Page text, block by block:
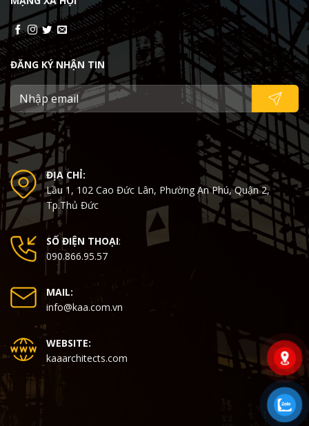
ĐĂNG KÝ NHẬN TIN
ĐỊA CHỈ:
Lầu 1, 102 Cao Đức Lân, Phường An Phú, Quận 2,
Tp.Thủ Đức
SỐ ĐIỆN THOẠI:
090.866.95.57
MAIL:
info@kaa.com.vn
WEBSITE:
kaaarchitects.com